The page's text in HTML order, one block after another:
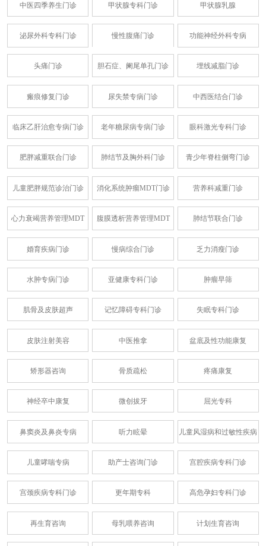
中医四季养生门诊 甲状腺专科门诊 甲状腺乳腺
泌尿外科专科门诊 慢性腹痛门诊 功能神经外科专病
头痛门诊 胆石症、阑尾单孔门诊 埋线减脂门诊
瘢痕修复门诊 尿失禁专病门诊 中西医结合门诊
临床乙肝治愈专病门诊 老年糖尿病专病门诊 眼科激光专科门诊
肥胖减重联合门诊 肺结节及胸外科门诊 青少年脊柱侧弯门诊
儿童肥胖规范诊治门诊 消化系统肿瘤MDT门诊 营养科减重门诊
心力衰竭营养管理MDT 腹膜透析营养管理MDT 肺结节联合门诊
婚育疾病门诊 慢病综合门诊 乏力消瘦门诊
水肿专病门诊 亚健康专科门诊 肿瘤早筛
肌骨及皮肤超声 记忆障碍专科门诊 失眠专科门诊
皮肤注射美容 中医推拿 盆底及性功能康复
矫形器咨询 骨质疏松 疼痛康复
神经卒中康复 微创拔牙 屈光专科
鼻窦炎及鼻炎专病 听力眩晕 儿童风湿病和过敏性疾病
儿童哮喘专病 助产士咨询门诊 宫腔疾病专科门诊
宫颈疾病专科门诊 更年期专科 高危孕妇专科门诊
再生育咨询 母乳喂养咨询 计划生育咨询